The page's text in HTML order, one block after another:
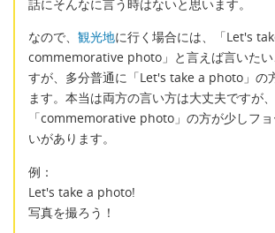
話にそんなに言う時はないと思います。
なので、 観光地に行く場合には、「Let's
commemorative photo」と言えば言いたい
すが、多分普通に「Let's take a photo」の
ます。本当は両方の言い方は大丈夫ですが、
「commemorative photo」の方が少しフ
いがあります。
例：
Let's take a photo!
写真を撮ろう！